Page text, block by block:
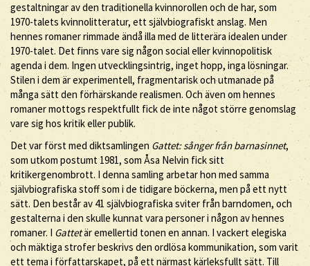
gestaltningar av den traditionella kvinnorollen och de har, som
1970-talets kvinnolitteratur, ett självbiografiskt anslag. Men
hennes romaner rimmade ändå illa med de litterära idealen under
1970-talet. Det finns vare sig någon social eller kvinnopolitisk
agenda i dem. Ingen utvecklingsintrig, inget hopp, inga lösningar.
Stilen i dem är experimentell, fragmentarisk och utmanade på
många sätt den förhärskande realismen. Och även om hennes
romaner mottogs respektfullt fick de inte något större genomslag
vare sig hos kritik eller publik.
Det var först med diktsamlingen Gattet: sånger från barnasinnet,
som utkom postumt 1981, som Åsa Nelvin fick sitt
kritikergenombrott. I denna samling arbetar hon med samma
självbiografiska stoff som i de tidigare böckerna, men på ett nytt
sätt. Den består av 41 självbiografiska sviter från barndomen, och
gestalterna i den skulle kunnat vara personer i någon av hennes
romaner. IGattetär emellertid tonen en annan. I vackert elegiska
och mäktiga strofer beskrivs den ordlösa kommunikation, som varit
ett tema i författarskapet, på ett närmast kärleksfullt sätt. Till